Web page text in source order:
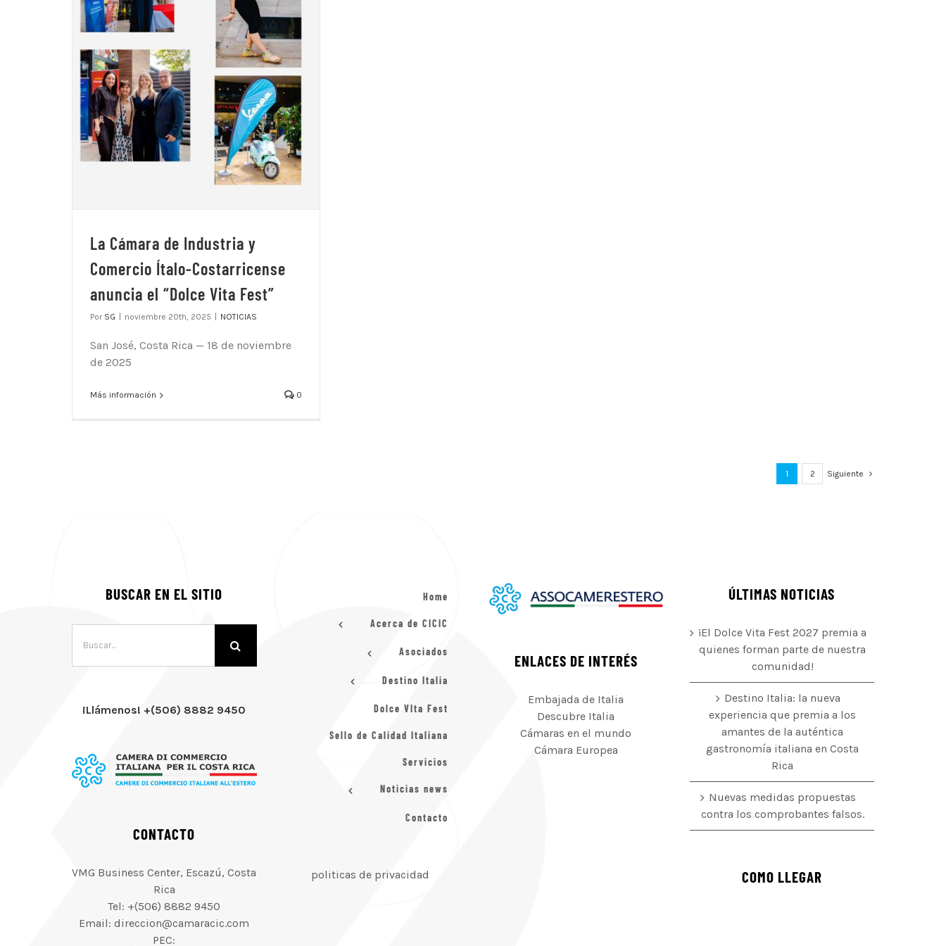
La Cámara de Industria y
Comercio Ítalo-Costarricense
anuncia el “Dolce Vita Fest”
Por SG noviembre 20th, 2025 NOTICIAS
San José, Costa Rica — 18 de noviembre
de 2025
Más información 0
1 2 Siguiente
BUSCAR EN EL SITIO
¡Llámenos! +(506) 8882 9450
CONTACTO
VMG Business Center, Escazú, Costa
Rica
Tel: +(506) 8882 9450
Email: direccion@camaracic.com
PEC:
Home
Acerca de CICIC
Asociados
Destino Italia
Dolce VIta Fest
Sello de Calidad Italiana
Servicios
Noticias news
Contacto
politicas de privacidad
ENLACES DE INTERÉS
Embajada de Italia
Descubre Italia
Cámaras en el mundo
Cámara Europea
ÚLTIMAS NOTICIAS
¡El Dolce Vita Fest 2027 premia a
quienes forman parte de nuestra
comunidad!
Destino Italia: la nueva
experiencia que premia a los
amantes de la auténtica
gastronomía italiana en Costa
Rica
Nuevas medidas propuestas
contra los comprobantes falsos.
COMO LLEGAR